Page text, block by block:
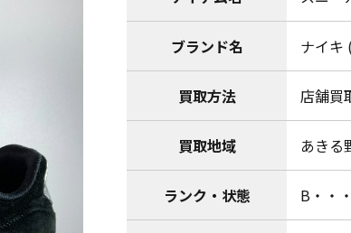
ブランド名 ナイキ
買取方法 店舗買
買取地域 あきる
ランク・状態 B・・